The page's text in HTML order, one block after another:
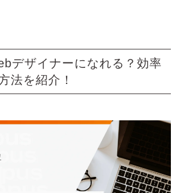
デザイナーになれる？効率
法を紹介！